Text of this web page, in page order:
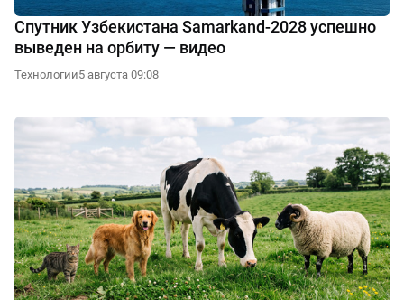
Спутник Узбекистана Samarkand-2028 успешно
выведен на орбиту — видео
Технологии5 августа 09:08